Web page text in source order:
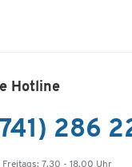
Hotline
286
Freitags: 7.30 - 18.00 Uhr